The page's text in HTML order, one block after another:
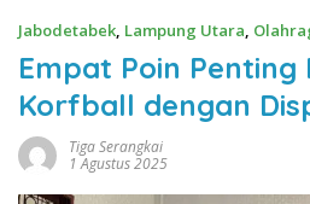
Jabodetabek, Lampung Utara,
Empat Poin Penting
Korfball dengan
Tiga Serangkai
1 Agustus 2025